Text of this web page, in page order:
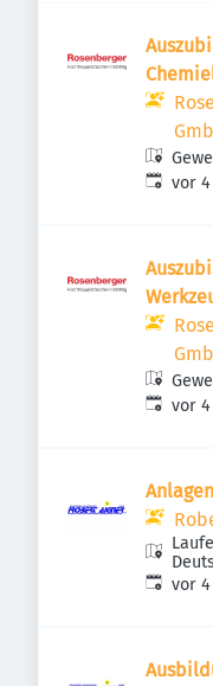
vor 4
vor 4
vor 4